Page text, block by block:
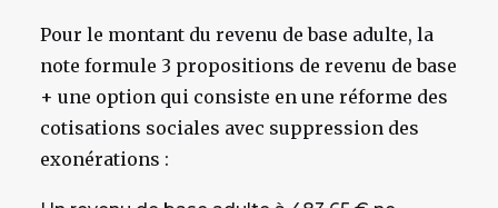
Pour le montant du revenu de base adulte, la
note formule 3 propositions de revenu de base
+ une option qui consiste en une réforme des
cotisations sociales avec suppression des
exonérations :